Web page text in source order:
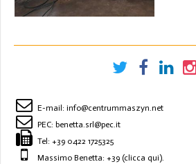
E-mail: info@centrummaszyn.net
PEC: benetta.srl@pec.it
Tel: +39 0422 1725325
Massimo Benetta: +39 (clicca qui).